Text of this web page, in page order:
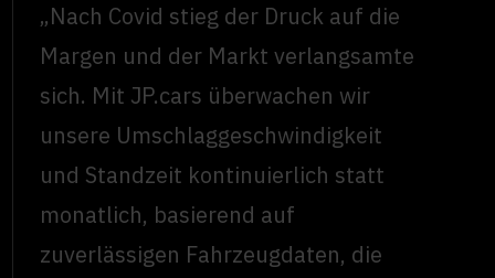
„Nach Covid stieg der Druck auf die
Margen und der Markt verlangsamte
sich. Mit JP.cars überwachen wir
unsere Umschlaggeschwindigkeit
und Standzeit kontinuierlich statt
monatlich, basierend auf
zuverlässigen Fahrzeugdaten, die